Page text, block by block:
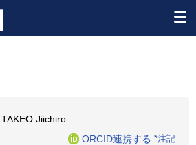
TAKEO Jiichiro
ORCID連携する *注記